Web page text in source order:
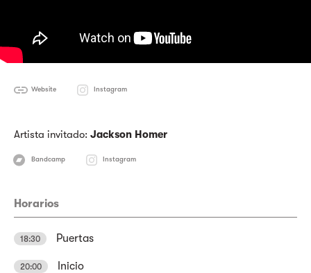
Website Instagram
Artista invitado: Jackson Homer
Bandcamp Instagram
Horarios
18:30 Puertas
20:00 Inicio